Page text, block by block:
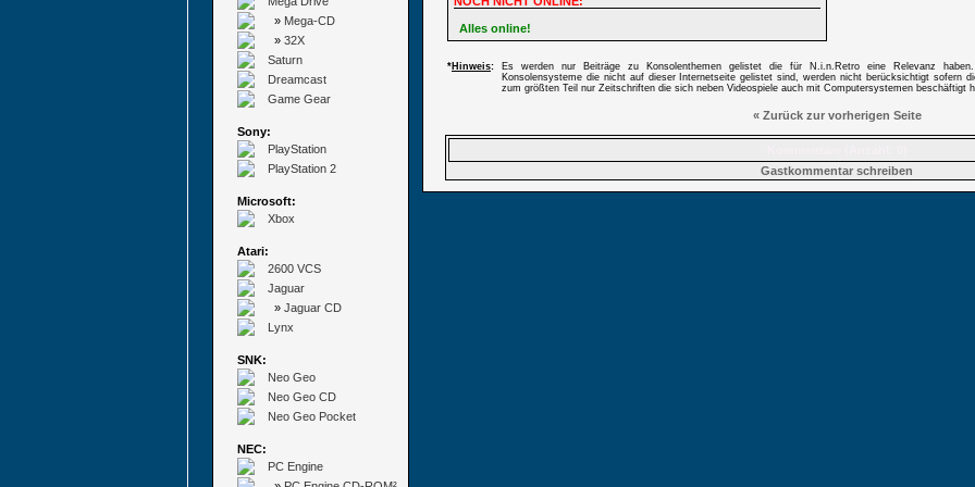
» Mega-CD
» 32X
Saturn
Dreamcast
Game Gear
Sony:
PlayStation
PlayStation 2
Microsoft:
Xbox
Atari:
2600 VCS
Jaguar
» Jaguar CD
Lynx
SNK:
Neo Geo
Neo Geo CD
Neo Geo Pocket
NEC:
PC Engine
Alles online!
* Hinweis:
Es werden nur Beiträge zu Konsolenthemen gelistet die für N.i.n.Retro eine Relevanz
Konsolensysteme die nicht auf dieser Internetseite gelistet sind, werden nicht berücksichtigt sofern
zum größten Teil nur Zeitschriften die sich neben Videospiele auch mit Computersystemen beschäftigt
« Zurück zur vorherigen Seite
Gastkommentar schreiben